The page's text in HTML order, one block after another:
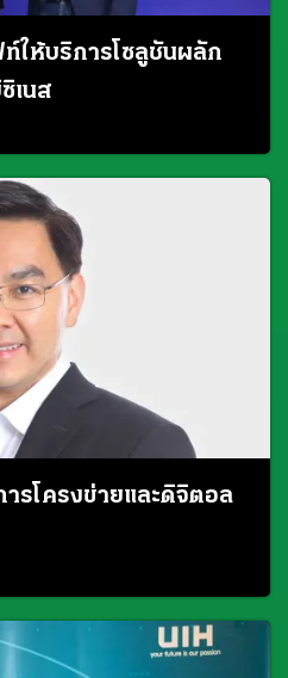
ให้บริการโซลูชันผลัก
เนส
รโครงข่ายและดิจิตอล